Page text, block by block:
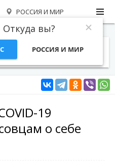
РОССИЯ И МИР
Откуда вы?
РОССИЯ И МИР
ТЕМЫ ФОТО
19
о себе